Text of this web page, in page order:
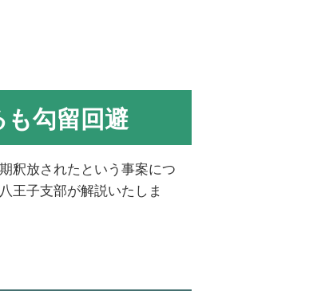
も勾留回避
釈放されたという事案につ
王子支部が解説いたしま